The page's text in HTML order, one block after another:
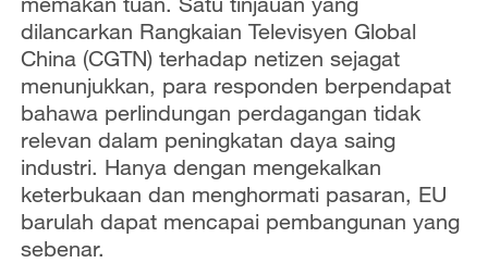
dilancarkan Rangkaian Televisyen Global
China (CGTN) terhadap netizen sejagat
menunjukkan, para responden berpendapat
bahawa perlindungan perdagangan tidak
relevan dalam peningkatan daya saing
industri. Hanya dengan mengekalkan
keterbukaan dan menghormati pasaran, EU
barulah dapat mencapai pembangunan yang
sebenar.